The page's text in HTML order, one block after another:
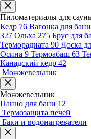
Пиломатериалы для
Кедр 76 Вагонка для
327 Ольха 275 Брус для
Терморадиата 90 Доска
Осина 9 Термоабаш 63
Канадский кедр 42
Можжевельник
Можжевельник
Панно для бани 12
Термозащита печей
Баки и водонагреватели